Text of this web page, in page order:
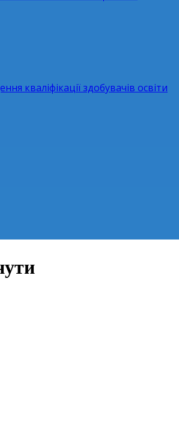
кваліфікації здобувачів освіти